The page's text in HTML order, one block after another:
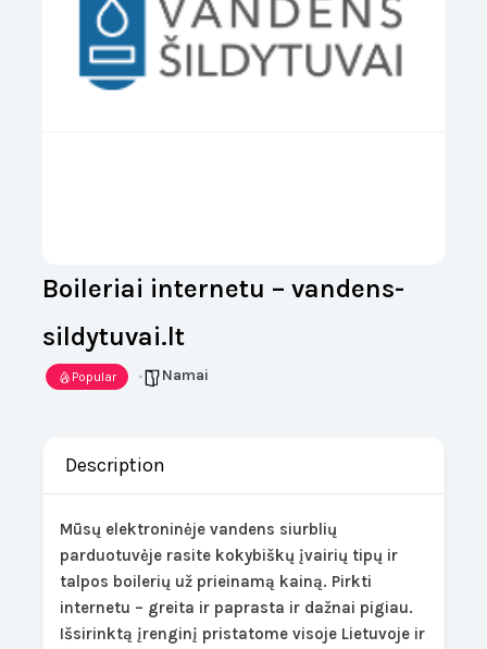
Boileriai internetu – vandens-
sildytuvai.lt
Popular Namai
Description
Mūsų elektroninėje vandens siurblių
parduotuvėje rasite kokybiškų įvairių tipų ir
talpos boilerių už prieinamą kainą. Pirkti
internetu – greita ir paprasta ir dažnai pigiau.
Išsirinktą įrenginį pristatome visoje Lietuvoje ir